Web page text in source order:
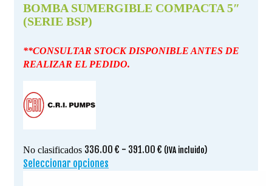
BOMBA SUMERGIBLE COMPACTA 5″
(SERIE BSP)
**CONSULTAR STOCK DISPONIBLE ANTES DE
REALIZAR EL PEDIDO.
No clasificados 336.00 € - 391.00 € Rango
(IVA incluido)
Seleccionar opciones